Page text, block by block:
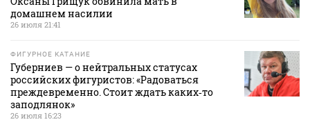
домашнем насилии
26 июля 21:41
ФИГУРНОЕ КАТАНИЕ
Губерниев — о нейтральных статусах
российских фигуристов: «Радоваться
преждевременно. Стоит ждать каких‑то
заподлянок»
26 июля 16:23